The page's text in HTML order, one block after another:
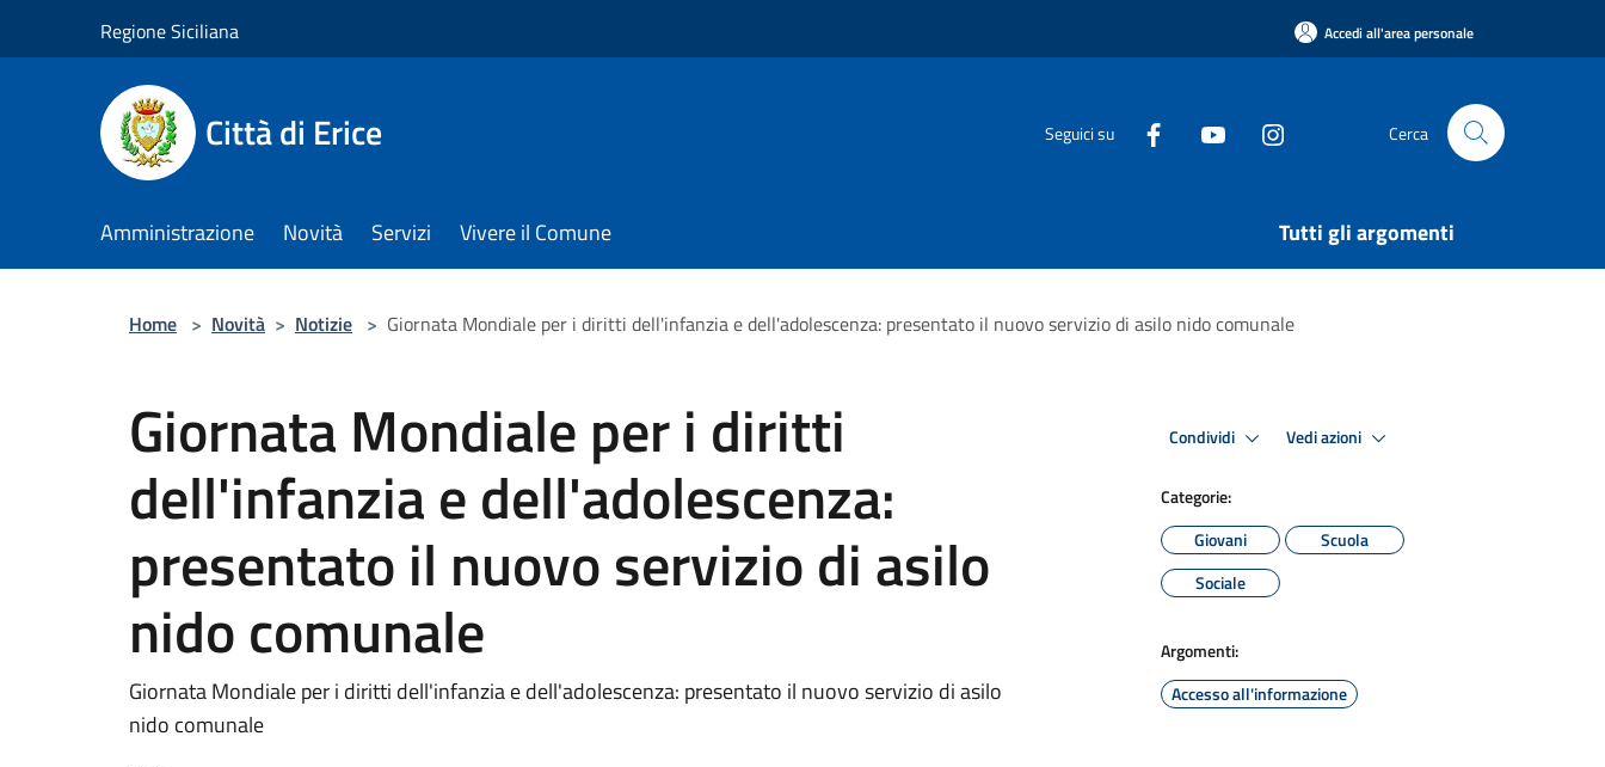
Regione Siciliana Accedi all'area personale
Città di Erice Seguici su Cerca
Amministrazione Novità Servizi Vivere il Comune Tutti gli argomenti
Home > Novità > Notizie > Giornata Mondiale per i diritti dell'infanzia e dell'adolescenza: presentato il nuovo servizio di asilo nido comunale
Giornata Mondiale per i diritti
dell'infanzia e dell'adolescenza:
presentato il nuovo servizio di asilo
nido comunale
Giornata Mondiale per i diritti dell'infanzia e dell'adolescenza: presentato il nuovo servizio di asilo
nido comunale
Condividi Vedi azioni
Categorie:
Giovani
Scuola
Sociale
Argomenti:
Accesso all'informazione